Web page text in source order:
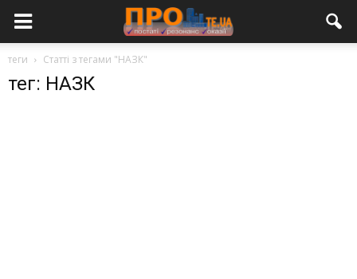
теги Статті з тегами "НАЗК"
тег: НАЗК